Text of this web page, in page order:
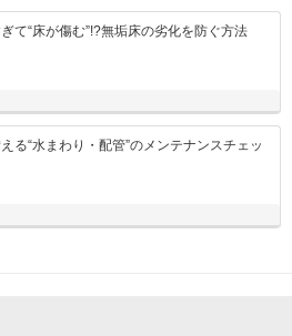
て“床が傷む”!?無垢床の劣化を防ぐ方法
る“水まわり・配管”のメンテナンスチェッ